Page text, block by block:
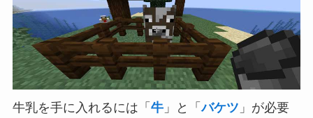
牛乳を手に入れるには「 牛」と「バケツ 」が必要